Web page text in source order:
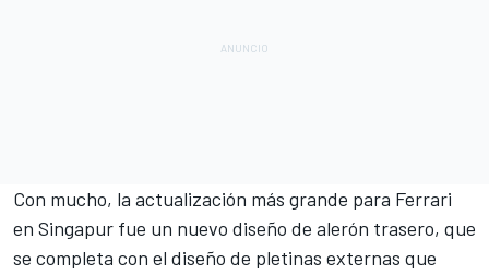
Con mucho, la actualización más grande para Ferrari
en Singapur fue un nuevo diseño de alerón trasero, que
se completa con el diseño de pletinas externas que